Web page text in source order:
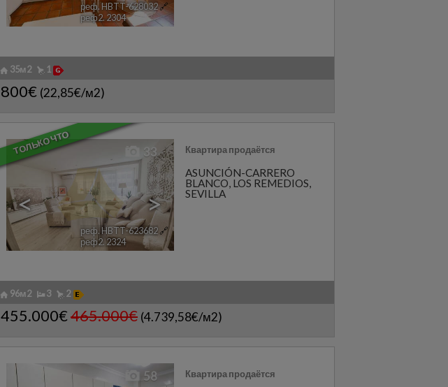
реф. HBTT-628032🔗
реф2. 2304
35м2 1
800€ (22,85€/м2)
ТОЛЬКО ЧТО
< >
33
реф. HBTT-623682🔗
реф2. 2324
ASUNCIÓN-CARRERO
BLANCO, LOS REMEDIOS,
SEVILLA
Квартира продаётся
96м2 3 2
455.000€465.000€ (4.739,58€/м2)
58 Квартира продаётся